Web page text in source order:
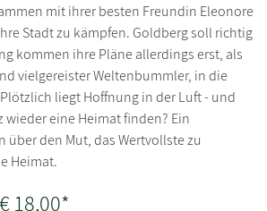
mit ihrer besten Freundin Eleonore
Stadt zu kämpfen. Goldberg soll richtig
kommen ihre Pläne allerdings erst, als
vielgereister Weltenbummler, in die
liegt Hoffnung in der Luft - und
wieder eine Heimat finden? Ein
über den Mut, das Wertvollste zu
Heimat.
€ 18,00*